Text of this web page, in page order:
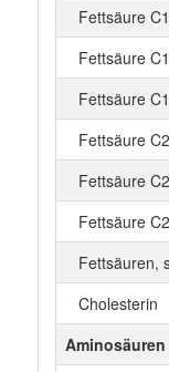
Fettsäure
Fettsäure
Fettsäure
Fettsäure
Fettsäure
Fettsäure
Fettsäuren,
Cholesterin
Aminosäuren